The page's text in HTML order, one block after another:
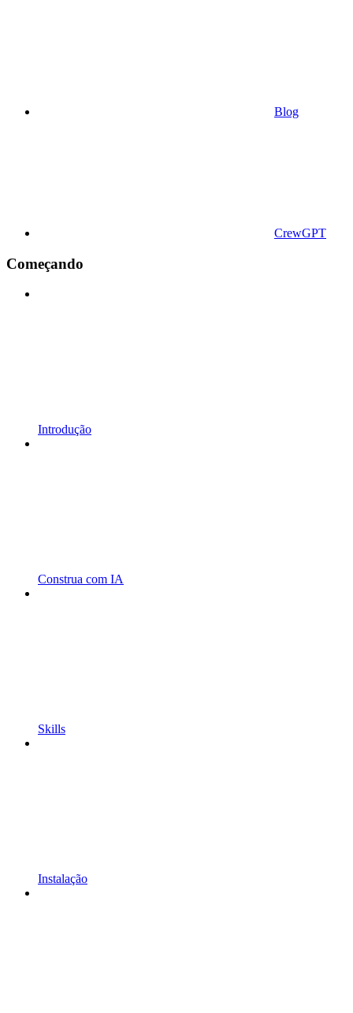
Blog
CrewGPT
Começando
Introdução
Construa com IA
Skills
Instalação